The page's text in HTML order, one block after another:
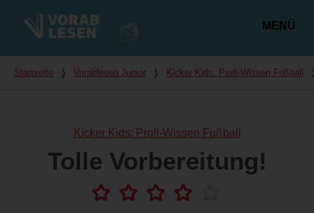
MENÜ
Du bist hier
Startseite ❭ Vorablesen Junior ❭ Kicker Kids: Profi-Wissen Fußball
Kicker Kids: Profi-Wissen Fußball
Tolle Vorbereitung!